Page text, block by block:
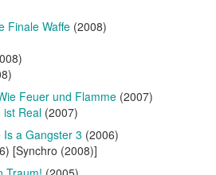
Finale Waffe (2008)
Feuer und Flamme (2007)
ist Real (2007)
a Gangster 3 (2006)
[Synchro (2008)]